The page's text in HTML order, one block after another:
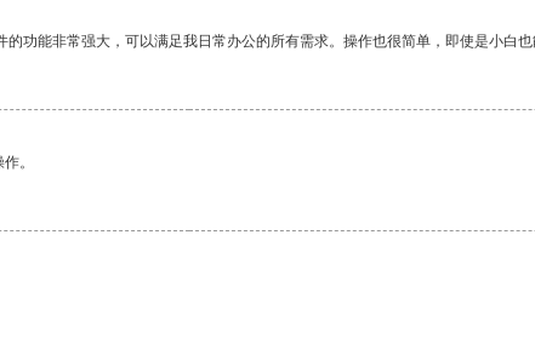
功能非常强大，可以满足我日常办公的所有需求。操作也很简单，即使是小白
。